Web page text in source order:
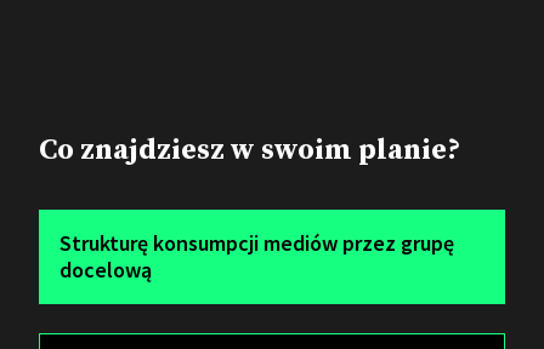
Co znajdziesz w swoim planie?
Strukturę konsumpcji mediów przez grupę
docelową